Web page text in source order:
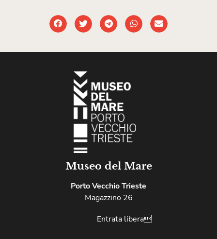
Museo del Mare
Porto Vecchio Trieste
Magazzino 26
Entrata libera